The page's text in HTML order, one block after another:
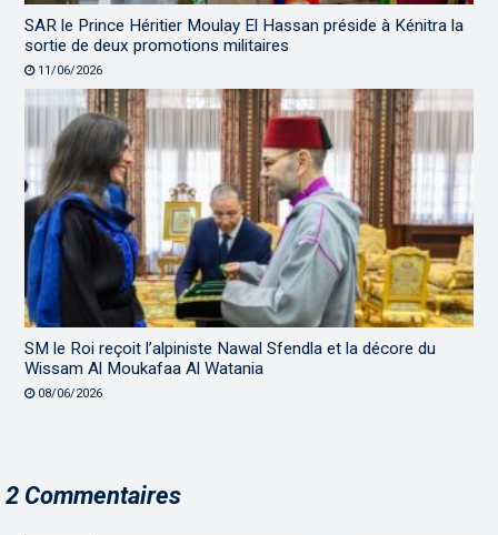
SAR le Prince Héritier Moulay El Hassan préside à Kénitra la
sortie de deux promotions militaires
11/06/2026
SM le Roi reçoit l’alpiniste Nawal Sfendla et la décore du
Wissam Al Moukafaa Al Watania
08/06/2026
2 Commentaires